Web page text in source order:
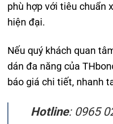
phù hợp với tiêu chuẩn
hiện đại.
Nếu quý khách quan
dán đa năng của
báo giá chi tiết, nhanh
Hotline: 0965